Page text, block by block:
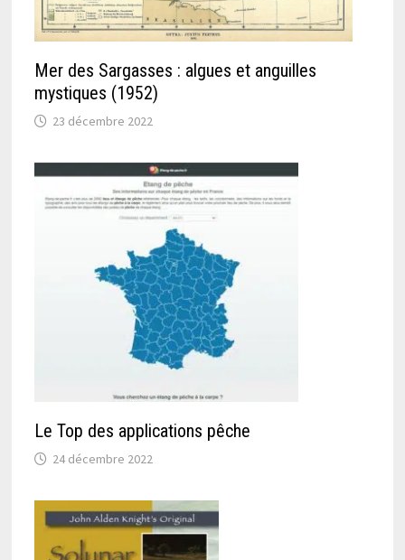
Mer des Sargasses : algues et anguilles
mystiques (1952)
23 décembre 2022
Le Top des applications pêche
24 décembre 2022